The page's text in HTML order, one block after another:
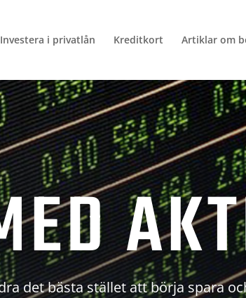
Investera i privatlån Kreditkort Artiklar om
det bästa stället att börja spara